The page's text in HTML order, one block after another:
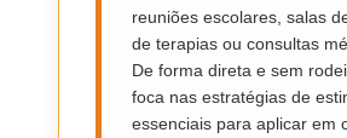
reuniões escolares, salas
de terapias ou consultas
De forma direta e sem
foca nas estratégias de
essenciais para aplicar em